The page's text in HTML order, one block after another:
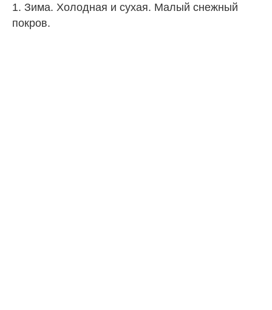
1. Зима. Холодная и сухая. Малый снежный
покров.